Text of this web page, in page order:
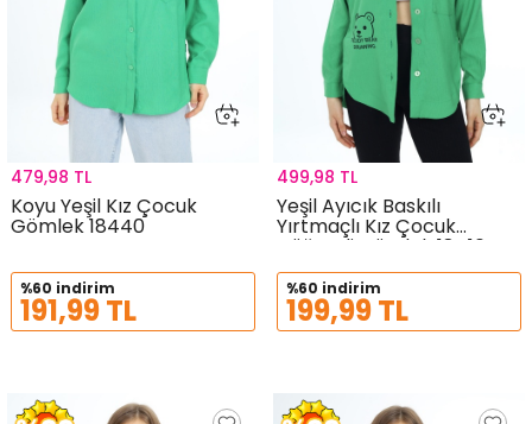
Koyu Yeşil Kız Çocuk
Gömlek 18440
479,98 TL
%60 indirim
191,99 TL
Yeşil Ayıcık Baskılı
Yırtmaçlı Kız Çocuk
Düğmeli Gömlek 18416
499,98 TL
%60 indirim
199,99 TL